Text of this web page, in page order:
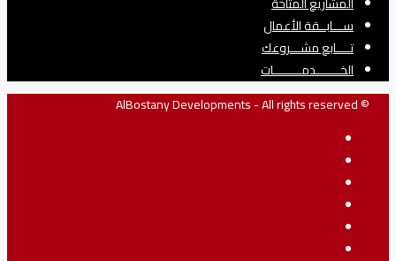
ســـابــقة الأعمال
تــــابع مشـــروعك
الخـــــــدمــــــــات
© AlBostany Developments - All rights reserved